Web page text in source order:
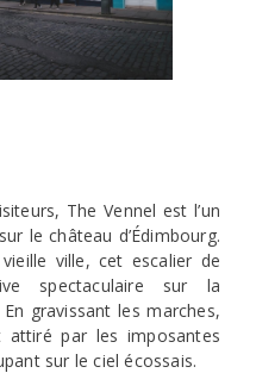
The Vennel est l’un
le château d’Édimbourg.
ville, cet escalier de
spectaculaire sur la
gravissant les marches,
par les imposantes
sur le ciel écossais.